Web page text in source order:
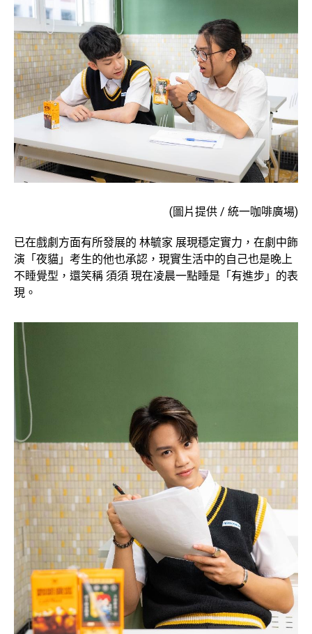
(圖片提供 / 統一咖啡廣場)
已在戲劇方面有所發展的 林毓家 展現穩定實力，在劇中飾
演「夜貓」考生的他也承認，現實生活中的自己也是晚上
不睡覺型，還笑稱 須須 現在凌晨一點睡是「有進步」的表
現。